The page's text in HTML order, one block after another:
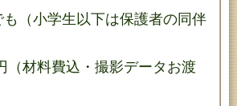
（小学生以下は保護者の同伴
（材料費込・撮影データお渡